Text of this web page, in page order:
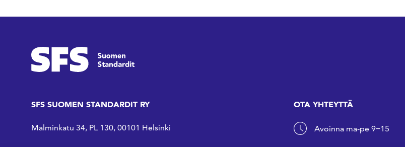
SFS SUOMEN STANDARDIT RY
Malminkatu 34, PL 130, 00101 Helsinki
OTA YHTEYTTÄ
Avoinna ma-pe 9−15